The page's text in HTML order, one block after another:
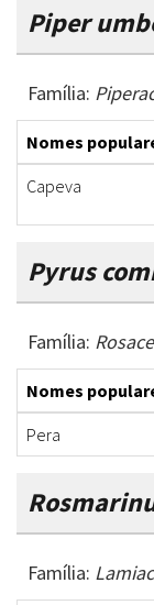
Piper
Família:
Nomes
Capeva
Pyrus
Família:
Nomes
Pera
Família: